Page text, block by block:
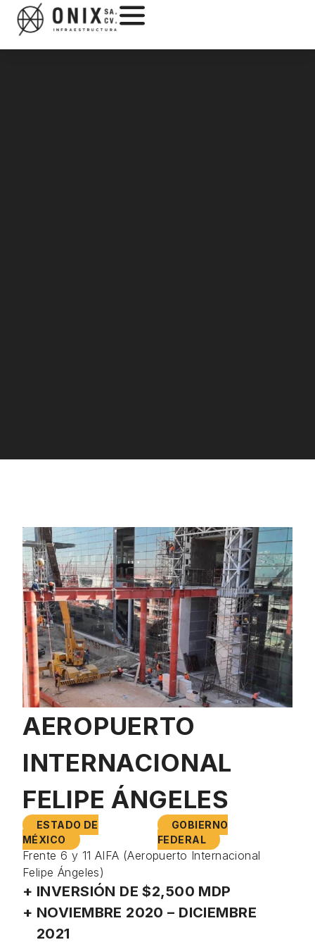
SECTOR
AEROPORTUARIO
AEROPUERTO
INTERNACIONAL
FELIPE ÁNGELES
ESTADO DE
MÉXICO
GOBIERNO
FEDERAL
Frente 6 y 11 AIFA (Aeropuerto Internacional
Felipe Ángeles)
INVERSIÓN DE $2,500 MDP
NOVIEMBRE 2020 – DICIEMBRE
2021